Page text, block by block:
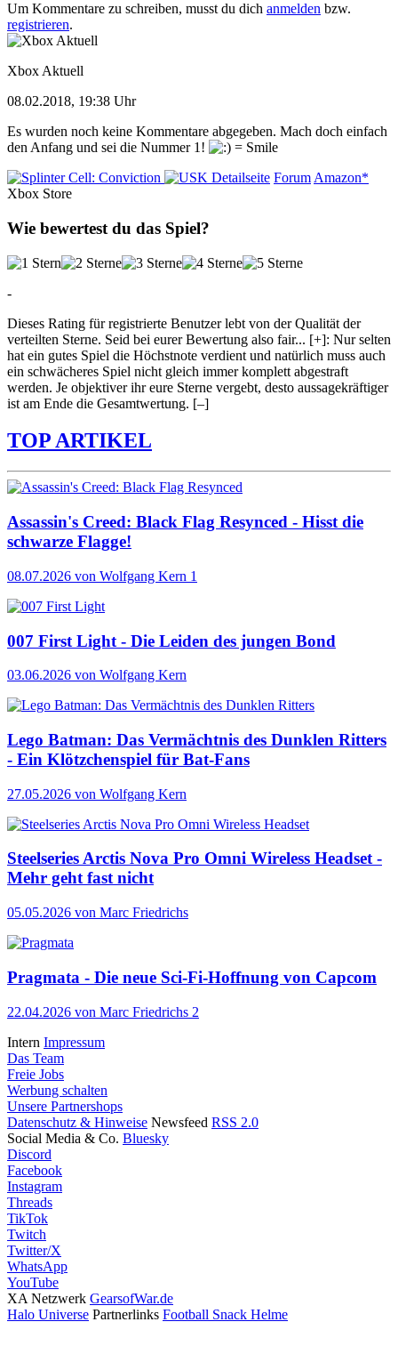
Um Kommentare zu schreiben, musst du dich anmelden bzw.
registrieren.
Xbox Aktuell
08.02.2018, 19:38 Uhr
Es wurden noch keine Kommentare abgegeben. Mach doch einfach
den Anfang und sei die Nummer 1!
Detailseite Forum Amazon*
Xbox Store
Wie bewertest du das Spiel?
-
Dieses Rating für registrierte Benutzer lebt von der Qualität der
verteilten Sterne. Seid bei eurer Bewertung also fair... [+]: Nur selten
hat ein gutes Spiel die Höchstnote verdient und natürlich muss auch
ein schwächeres Spiel nicht gleich immer komplett abgestraft
werden. Je objektiver ihr eure Sterne vergebt, desto aussagekräftiger
ist am Ende die Gesamtwertung. [–]
TOP ARTIKEL
Assassin's Creed: Black Flag Resynced - Hisst die
schwarze Flagge!
08.07.2026 von Wolfgang Kern 1
007 First Light - Die Leiden des jungen Bond
03.06.2026 von Wolfgang Kern
Lego Batman: Das Vermächtnis des Dunklen Ritters
- Ein Klötzchenspiel für Bat-Fans
27.05.2026 von Wolfgang Kern
Steelseries Arctis Nova Pro Omni Wireless Headset -
Mehr geht fast nicht
05.05.2026 von Marc Friedrichs
Pragmata - Die neue Sci-Fi-Hoffnung von Capcom
22.04.2026 von Marc Friedrichs 2
Intern Impressum
Das Team
Freie Jobs
Werbung schalten
Unsere Partnershops
Datenschutz & Hinweise Newsfeed RSS 2.0
Social Media & Co. Bluesky
Discord
Facebook
Instagram
Threads
TikTok
Twitch
Twitter/X
WhatsApp
YouTube
XA Netzwerk GearsofWar.de
Halo Universe Partnerlinks Football Snack Helme